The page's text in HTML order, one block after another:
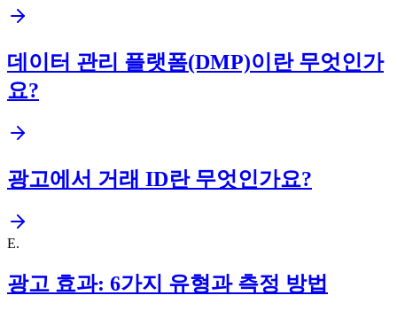
데이터 관리 플랫폼(DMP)이란 무엇인가
요?
광고에서 거래 ID란 무엇인가요?
E.
광고 효과: 6가지 유형과 측정 방법